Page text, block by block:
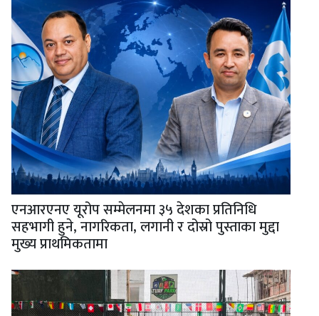
एनआरएनए यूरोप सम्मेलनमा ३५ देशका प्रतिनिधि
सहभागी हुने, नागरिकता, लगानी र दोस्रो पुस्ताका मुद्दा
मुख्य प्राथमिकतामा